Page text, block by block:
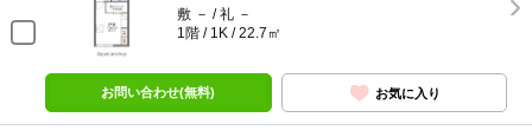
敷 － / 礼 －
1階 / 1K / 22.7㎡
お問い合わせ(無料) お気に入り